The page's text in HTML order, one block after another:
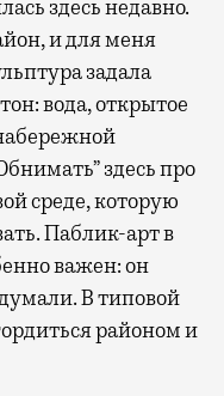
здесь недавно.
и для меня
задала
вода, открытое
здесь про
среде, которую
Паблик-арт в
важен: он
В типовой
районом и